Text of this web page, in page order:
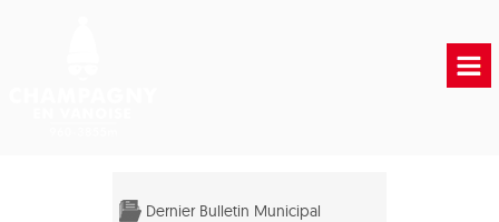
Dernier Bulletin Municipal